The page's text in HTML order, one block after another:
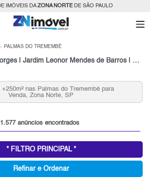
IMÓVEIS DAZONA NORTEDE SÃO PAULO
PALMAS DO TREMEMBÉ
Rua Jose Martins Borges | Jardim Leonor Mendes de Barros | São Paulo
nas Palmas do Tremembé para
Venda, Zona Norte, SP
1.577 anúncios encontrados
* FILTRO PRINCIPAL *
Refinar e Ordenar